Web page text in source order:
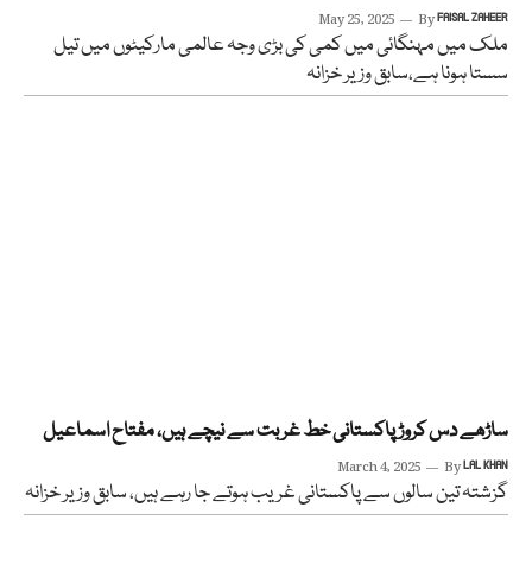
May 25, 2025 ByFAISAL ZAHEER
ملک میں مہنگائی میں کمی کی بڑی وجہ عالمی مارکیٹوں میں تیل
سستا ہونا ہے،سابق وزیر خزانہ
ساڑھے دس کروڑ پاکستانی خط غربت سے نیچے ہیں، مفتاح اسماعیل
March 4, 2025 ByLAL KHAN
گزشتہ تین سالوں سے پاکستانی غریب ہوتے جا رہے ہیں، سابق وزیر خزانہ